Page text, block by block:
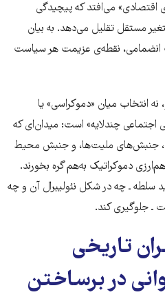
اقتصادی» می‌افتد که پیچیدگی
مستقل تقلیل می‌دهد. به بیان
انضمامی، نقطه‌ی عزیمت هر سیاست
انتخاب میان «دموکراسی» یا
اجتماعی چندلایه» است: میدان‌ای که
جنبش‌های ملیت‌ها، و جنبش محیط‌
دموکراتیک به‌هم گره بخورند.
سلطه ـ چه در شکل نئولیبرال آن و چه
ـ جلوگیری کند.
تاریخی
در برساختن